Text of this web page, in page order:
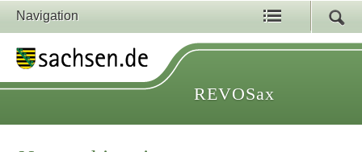
Navigation
REVOSax